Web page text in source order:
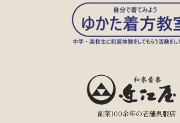
創業100余年の老舗呉服店